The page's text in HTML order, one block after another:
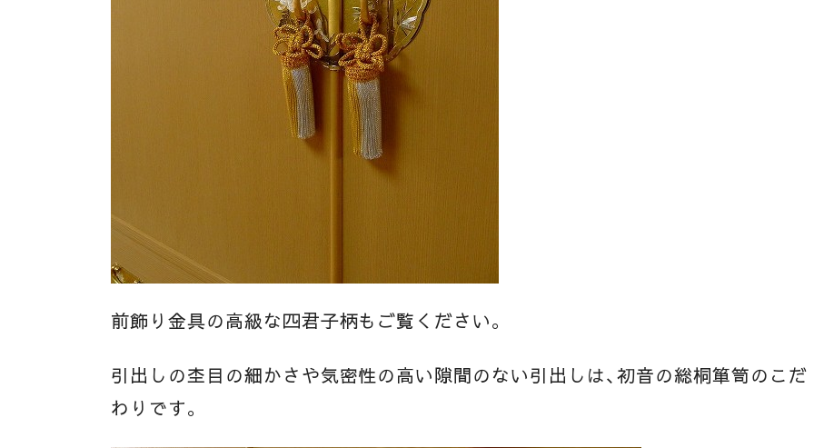
前飾り金具の高級な四君子柄もご覧ください。
引出しの杢目の細かさや気密性の高い隙間のない引出しは、初音の総桐箪笥のこだ
わりです。